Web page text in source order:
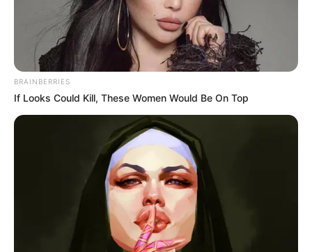
BRAINBERRIES
If Looks Could Kill, These Women Would Be On Top